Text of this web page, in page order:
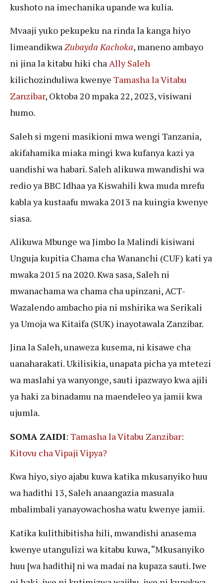
kushoto na imechanika upande wa kulia.
Mvaaji yuko pekupeku na rinda la kanga hiyo
limeandikwaZubayda Kachoka, maneno ambayo
ni jina la kitabu hiki chaAlly Saleh
kilichozinduliwa kwenye Tamasha la Vitabu
Zanzibar, Oktoba 20 mpaka 22, 2023, visiwani
humo.
Saleh si mgeni masikioni mwa wengi Tanzania,
akifahamika miaka mingi kwa kufanya kazi ya
uandishi wa habari. Saleh alikuwa mwandishi wa
redio ya BBC Idhaa ya Kiswahili kwa muda mrefu
kabla ya kustaafu mwaka 2013 na kuingia kwenye
siasa.
Alikuwa Mbunge wa Jimbo la Malindi kisiwani
Unguja kupitia Chama cha Wananchi (CUF) kati ya
mwaka 2015 na 2020. Kwa sasa, Saleh ni
mwanachama wa chama cha upinzani, ACT-
Wazalendo ambacho pia ni mshirika wa Serikali
ya Umoja wa Kitaifa (SUK) inayotawala Zanzibar.
Jina la Saleh, unaweza kusema, ni kisawe cha
uanaharakati. Ukilisikia, unapata picha ya mtetezi
wa maslahi ya wanyonge, sauti ipazwayo kwa ajili
ya haki za binadamu na maendeleo ya jamii kwa
ujumla.
SOMA ZAIDI: Tamasha la Vitabu Zanzibar:
Kitovu cha Vipaji Vipya?
Kwa hiyo, siyo ajabu kuwa katika mkusanyiko huu
wa hadithi 13, Saleh anaangazia masuala
mbalimbali yanayowachosha watu kwenye jamii.
Katika kulithibitisha hili, mwandishi anasema
kwenye utangulizi wa kitabu kuwa, “Mkusanyiko
huu [wa hadithi] ni wa madai na kupaza sauti. Iwe